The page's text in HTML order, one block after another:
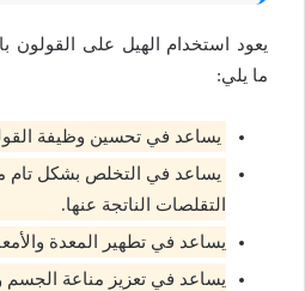
يعود استخدام الهيل على القولون
ما يلي:
يساعد في تحسين وظيفة
يساعد في التخلص بشكل تام
التقلصات الناتجة عنها.
يساعد في تطهير المعدة
يساعد في تعزيز مناعة